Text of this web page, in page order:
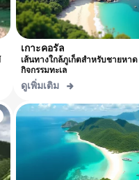
เกาะคอรัล
เส้นทางใกล้ภูเก็ตสำหรับชายหา
กิจกรรมทะเล
ดูเพิ่มเติม